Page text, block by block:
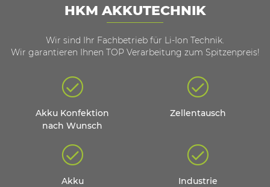
HKM AKKUTECHNIK
Wir sind Ihr Fachbetrieb für Li-Ion Technik.
Wir garantieren Ihnen TOP Verarbeitung zum Spitzenpreis!
Akku Konfektion
nach Wunsch
Zellentausch
Akku
Industrie